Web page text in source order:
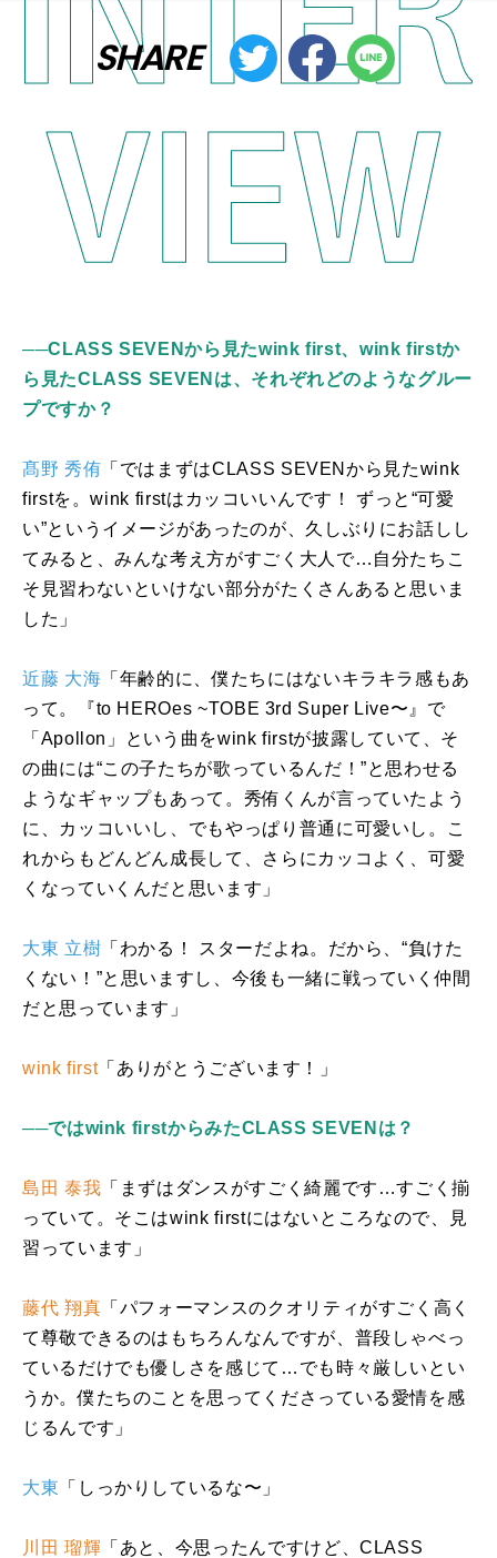
SHARE
──CLASS SEVENから見たwink first、wink firstか
ら見たCLASS SEVENは、それぞれどのようなグルー
プですか？
髙野 秀侑 「ではまずはCLASS SEVENから見たwink
firstを。wink firstはカッコいいんです！ ずっと“可愛
い”というイメージがあったのが、久しぶりにお話しし
てみると、みんな考え方がすごく大人で…自分たちこ
そ見習わないといけない部分がたくさんあると思いま
した」
近藤 大海 「年齢的に、僕たちにはないキラキラ感もあ
って。『to HEROes ~TOBE 3rd Super Live〜』で
「 Apollon 」という曲をwink firstが披露していて、そ
の曲には“この子たちが歌っているんだ！”と思わせる
ようなギャップもあって。秀侑くんが言っていたよう
に、カッコいいし、でもやっぱり普通に可愛いし。こ
れからもどんどん成長して、さらにカッコよく、可愛
くなっていくんだと思います」
大東 立樹 「わかる！ スターだよね。だから、“負けた
くない！”と思いますし、今後も一緒に戦っていく仲間
だと思っています」
wink first「ありがとうございます！」
──ではwink firstからみたCLASS SEVENは？
島田 泰我 「まずはダンスがすごく綺麗です…すごく揃
っていて。そこはwink firstにはないところなので、見
習っています」
藤代 翔真 「パフォーマンスのクオリティがすごく高く
て尊敬できるのはもちろんなんですが、普段しゃべっ
ているだけでも優しさを感じて…でも時々厳しいとい
うか。僕たちのことを思ってくださっている愛情を感
じるんです」
大東 「しっかりしているな〜」
川田 瑠輝 「あと、今思ったんですけど、CLASS